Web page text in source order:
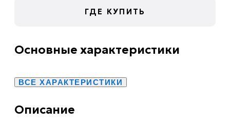
ГДЕ КУПИТЬ
Основные характеристики
ВСЕ ХАРАКТЕРИСТИКИ
Описание